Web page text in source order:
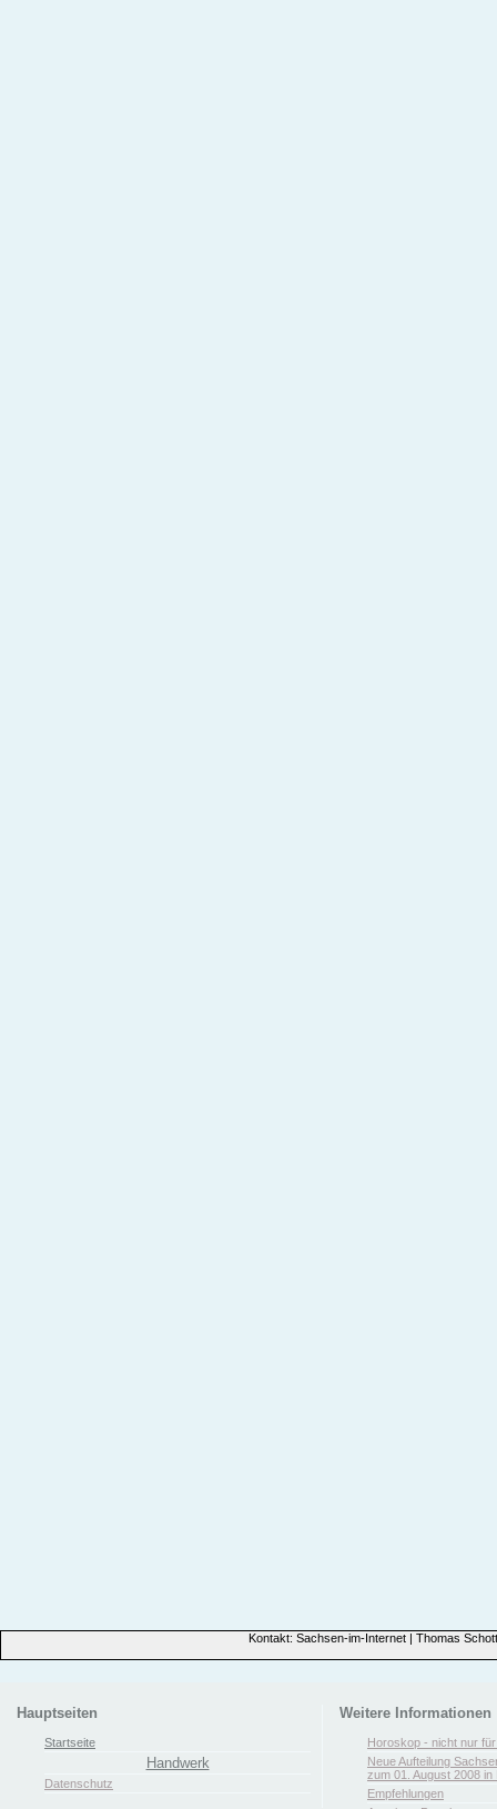
Kontakt: Sachsen-im-Internet | Thomas
Hauptseiten
Startseite
Handwerk
Datenschutz
Weitere Informationen
Horoskop - nicht nur
Neue Aufteilung
zum 01. August 2008 in
Empfehlungen